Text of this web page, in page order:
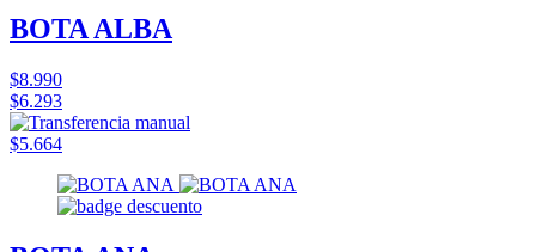
BOTA ALBA
$8.990
$6.293
$5.664